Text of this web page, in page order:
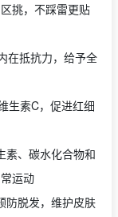
挑，不踩雷更贴
在抵抗力，给予全
生素C，促进红细
素、碳水化合物和
运动
防脱发，维护皮肤